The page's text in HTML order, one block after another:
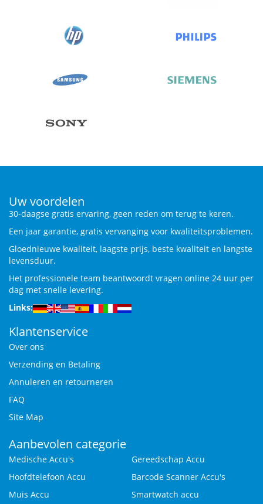
Uw voordelen
30-daagse gratis ervaring, geen reden om terug te keren.
Een jaar garantie, gratis vervanging voor kwaliteitsproblemen.
Gloednieuwe kwaliteit, laagste prijs, beste kwaliteit en langste
levensduur.
Het professionele team beantwoordt vragen online 24 uur per
dag met snelle levering.
Links:
Klantenservice
Over ons
Verzending en Betaling
Annuleren en retourneren
FAQ
Site Map
Aanbevolen categorie
Medische Accu's
Gereedschap Accu
Hoofdtelefoon Accu
Barcode Scanner Accu's
Muis Accu
Smartwatch accu